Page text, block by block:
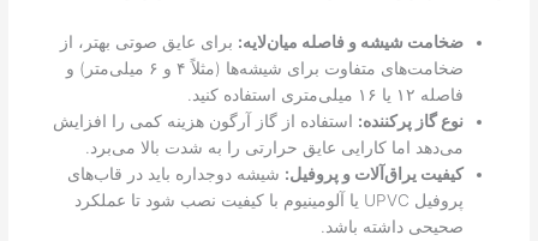
ضخامت شیشه و فاصله میان‌لایه: برای عایق صوتی بهتر، از
ضخامت‌های متفاوت برای شیشه‌ها (مثلاً ۴ و ۶ میلی‌متر) و
فاصله ۱۲ یا ۱۶ میلی‌متری استفاده کنید.
نوع گاز پرکننده: استفاده از گاز آرگون هزینه کمی را افزایش
می‌دهد اما کارایی عایق حرارتی را به شدت بالا می‌برد.
کیفیت یراق‌آلات و پروفیل: شیشه دوجداره باید در قاب‌های
پروفیل UPVC یا آلومینیوم با کیفیت نصب شود تا عملکرد
صحیحی داشته باشد.